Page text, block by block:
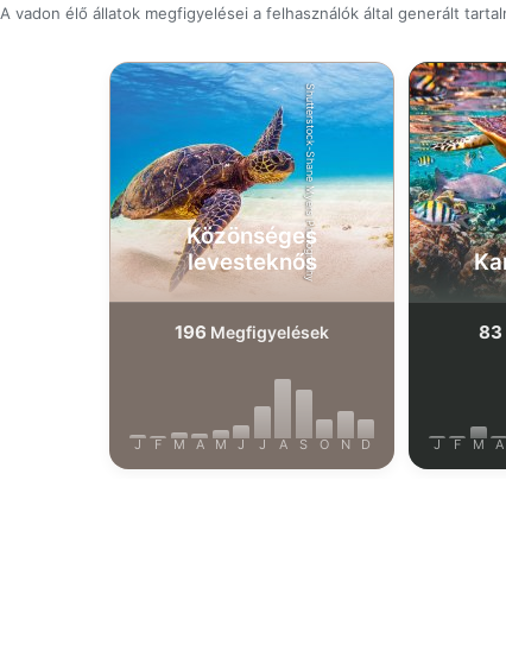
A vadon élő állatok megfigyelései a felhasználók által generált
Shutterstock-Shane Myers Photography
Közönséges
levesteknős
196 Megfigyelések
J F M A M J J A S O N D
83
J F M A